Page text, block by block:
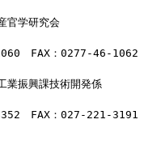
官学研究会
：0277-46-1062
課技術開発係
：027-221-3191